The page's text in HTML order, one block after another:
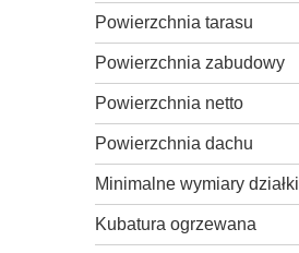
Powierzchnia tarasu
Powierzchnia zabudowy
Powierzchnia netto
Powierzchnia dachu
Minimalne wymiary działki
Kubatura ogrzewana